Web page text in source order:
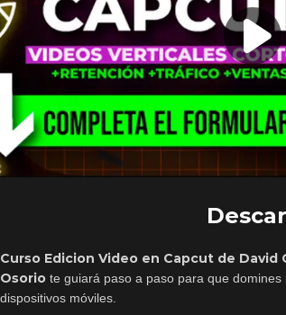
Curso Edicion Video en Capcut de David
Osorio te guiará paso a paso para que
dispositivos móviles.